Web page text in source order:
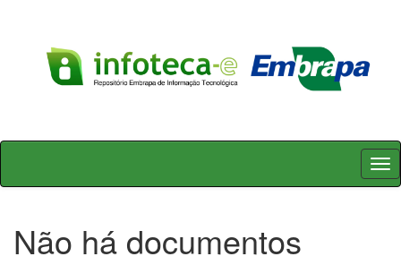
Skip
Não há documentos